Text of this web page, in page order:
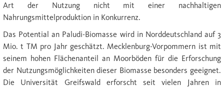
Art der Nutzung nicht mit einer nachhaltigen
Nahrungsmittelproduktion in Konkurrenz.
Das Potential an Paludi-Biomasse wird in Norddeutschland auf 3
Mio. t TM pro Jahr geschätzt. Mecklenburg-Vorpommern ist mit
seinem hohen Flächenanteil an Moorböden für die Erforschung
der Nutzungsmöglichkeiten dieser Biomasse besonders geei­gnet.
Die Universität Greifswald erforscht seit vielen Jahren in